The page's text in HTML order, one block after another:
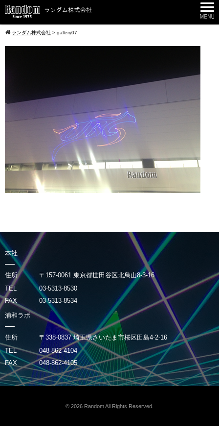
ランダム株式会社 > gallery07
本社
住所
〒157-0061 東京都世田谷区北烏山8-3-16
TEL
03-5313-8530
FAX
03-5313-8534
浦和ラボ
住所
〒338-0837 埼玉県さいたま市桜区田島4-2-16
TEL
048-862-4104
FAX
048-862-4105
© 2026 RandomAll Rights Reserved.